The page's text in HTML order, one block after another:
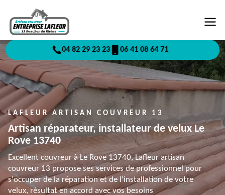
04 82 29 23 23 06 41 08 64 71
LAFLEUR ARTISAN COUVREUR 13
Artisan réparateur, installateur de velux Le
Rove 13740
Excellent couvreur à Le Rove 13740, Lafleur artisan
couvreur 13 propose ses services de professionnel pour
s'occuper de la réparation et de l'installation de votre
velux, résultat en accord avec vos besoins